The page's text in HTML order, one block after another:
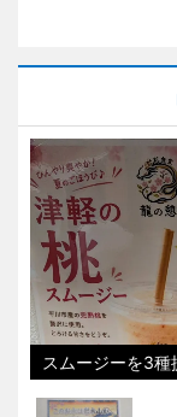
スムージーを3種